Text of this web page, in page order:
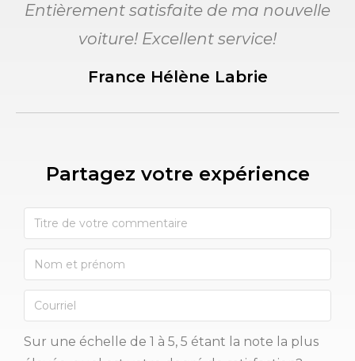
Entièrement satisfaite de ma nouvelle
voiture! Excellent service!
France Hélène Labrie
Partagez votre expérience​
Sur une échelle de 1 à 5, 5 étant la note la plus